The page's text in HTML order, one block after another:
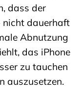
dass der
nicht dauerhaft
Abnutzung
das iPhone
zu tauchen
auszusetzen.